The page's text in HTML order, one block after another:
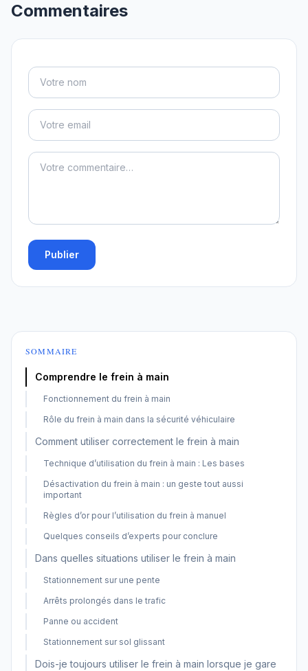
Commentaires
Publier
SOMMAIRE
Comprendre le frein à main
Fonctionnement du frein à main
Rôle du frein à main dans la sécurité véhiculaire
Comment utiliser correctement le frein à main
Technique d’utilisation du frein à main : Les bases
Désactivation du frein à main : un geste tout aussi
important
Règles d’or pour l’utilisation du frein à manuel
Quelques conseils d’experts pour conclure
Dans quelles situations utiliser le frein à main
Stationnement sur une pente
Arrêts prolongés dans le trafic
Panne ou accident
Stationnement sur sol glissant
Dois-je toujours utiliser le frein à main lorsque je gare